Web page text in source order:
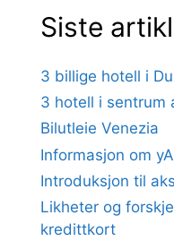
Siste
3 billige hotell i
3 hotell i sentrum
Bilutleie Venezia
Informasjon om
Introduksjon til
Likheter og
kredittkort